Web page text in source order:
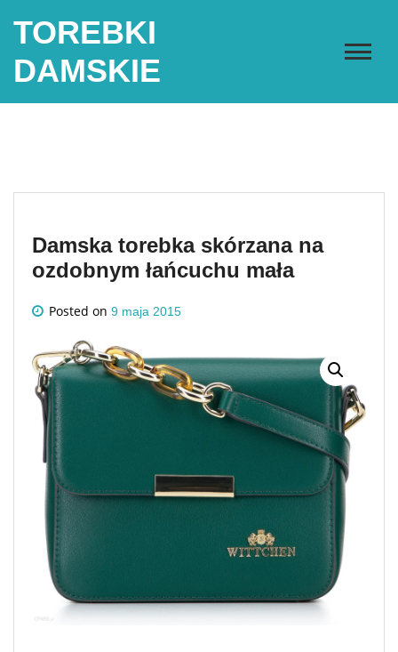
TOREBKI
DAMSKIE
Damska torebka skórzana na
ozdobnym łańcuchu mała
Posted on 9 maja 2015